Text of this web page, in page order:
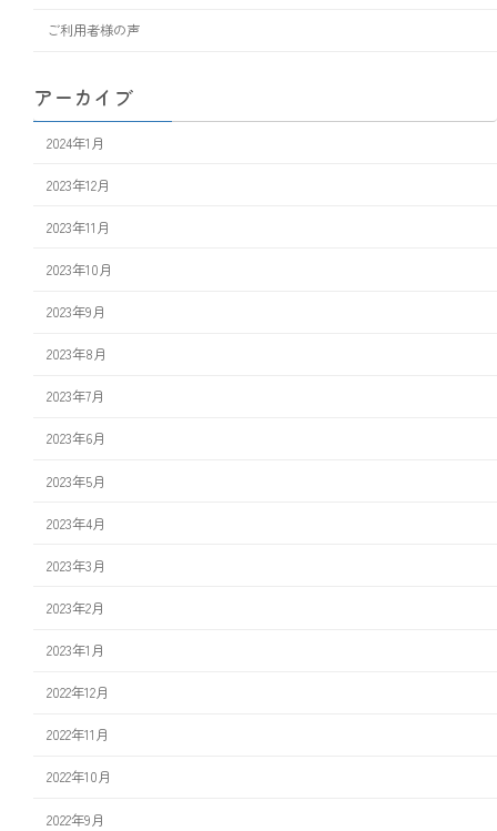
ご利用者様の声
アーカイブ
2024年1月
2023年12月
2023年11月
2023年10月
2023年9月
2023年8月
2023年7月
2023年6月
2023年5月
2023年4月
2023年3月
2023年2月
2023年1月
2022年12月
2022年11月
2022年10月
2022年9月